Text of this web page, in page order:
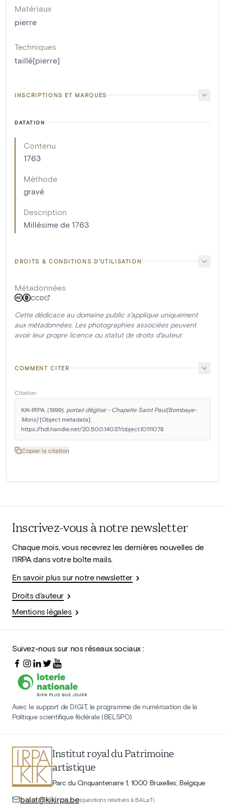
Matériaux
pierre
Techniques
taillé[pierre]
INSCRIPTIONS ET MARQUES
DATATION
Contenu
1763
Méthode
gravé
Description
Millésime de 1763
DROITS & CONDITIONS D'UTILISATION
Métadonnées
CC0
Cette dédicace au domaine public s'applique uniquement
aux métadonnées. Les photographies associées peuvent
avoir leur propre licence ou statut de droits d'auteur.
COMMENT CITER
Citation
KIK-IRPA. (1999). portail d'église - Chapelle Saint Paul[Bombaye-
Mons] [Object metadata].
https://hdl.handle.net/20.500.14037/object.10111078
Copier la citation
Inscrivez-vous à notre newsletter
Chaque mois, vous recevrez les dernières nouvelles de
l'IRPA dans votre boîte mails.
En savoir plus sur notre newsletter
Droits d'auteur
Mentions légales
Suivez-nous sur nos réseaux sociaux :
Avec le support de DIGIT, le programme de numérisation de la
Politique scientifique fédérale (BELSPO)
Institut royal du Patrimoine
artistique
Parc du Cinquantenaire 1, 1000 Bruxelles, Belgique
balat@kikirpa.be(questions relatives à BALaT)